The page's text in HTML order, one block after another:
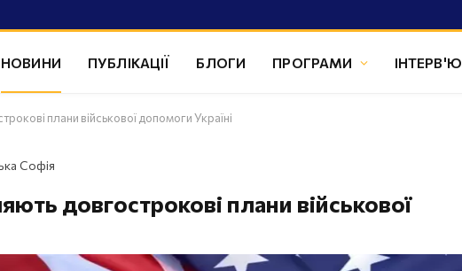
НОВИНИ ПУБЛІКАЦІЇ БЛОГИ ПРОГРАМИ ІНТЕРВ'Ю
плани військової допомоги Україні
Софія
довгострокові плани військової